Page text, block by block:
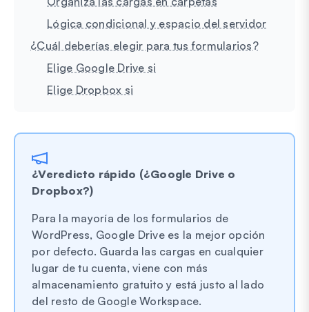
Lógica condicional y espacio del servidor
¿Cuál deberías elegir para tus formularios?
Elige Google Drive si
Elige Dropbox si
¿Veredicto rápido (¿Google Drive o
Dropbox?)
Para la mayoría de los formularios de
WordPress, Google Drive es la mejor opción
por defecto. Guarda las cargas en cualquier
lugar de tu cuenta, viene con más
almacenamiento gratuito y está justo al lado
del resto de Google Workspace.